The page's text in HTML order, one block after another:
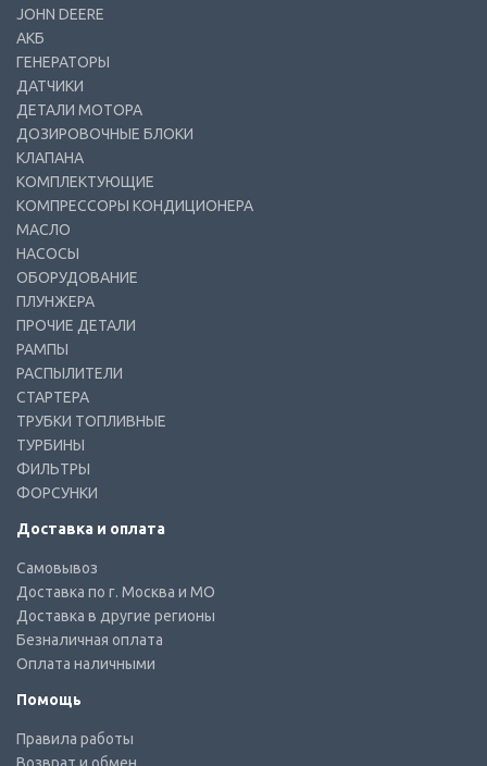
JOHN DEERE
АКБ
ГЕНЕРАТОРЫ
ДАТЧИКИ
ДЕТАЛИ МОТОРА
ДОЗИРОВОЧНЫЕ БЛОКИ
КЛАПАНА
КОМПЛЕКТУЮЩИЕ
КОМПРЕССОРЫ КОНДИЦИОНЕРА
МАСЛО
НАСОСЫ
ОБОРУДОВАНИЕ
ПЛУНЖЕРА
ПРОЧИЕ ДЕТАЛИ
РАМПЫ
РАСПЫЛИТЕЛИ
СТАРТЕРА
ТРУБКИ ТОПЛИВНЫЕ
ТУРБИНЫ
ФИЛЬТРЫ
ФОРСУНКИ
Доставка и оплата
Самовывоз
Доставка по г. Москва и МО
Доставка в другие регионы
Безналичная оплата
Оплата наличными
Помощь
Правила работы